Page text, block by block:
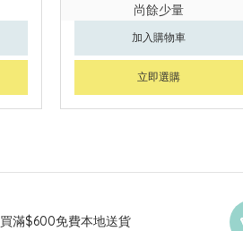
尚餘少量
加入購物車
立即選購
買滿$600免費本地送貨